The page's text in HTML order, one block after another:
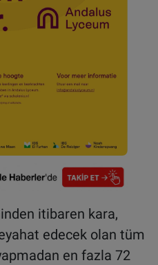
itibaren kara,
edecek olan tüm
en fazla 72